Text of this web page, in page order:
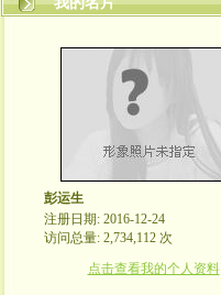
彭运生
注册日期: 2016-12-24
访问总量: 2,734,112 次
点击查看我的个人资料